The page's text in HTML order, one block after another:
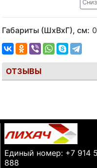
Габариты (ШхВхГ), см: 0
ОТЗЫВЫ
Единый номер: +7 914
888